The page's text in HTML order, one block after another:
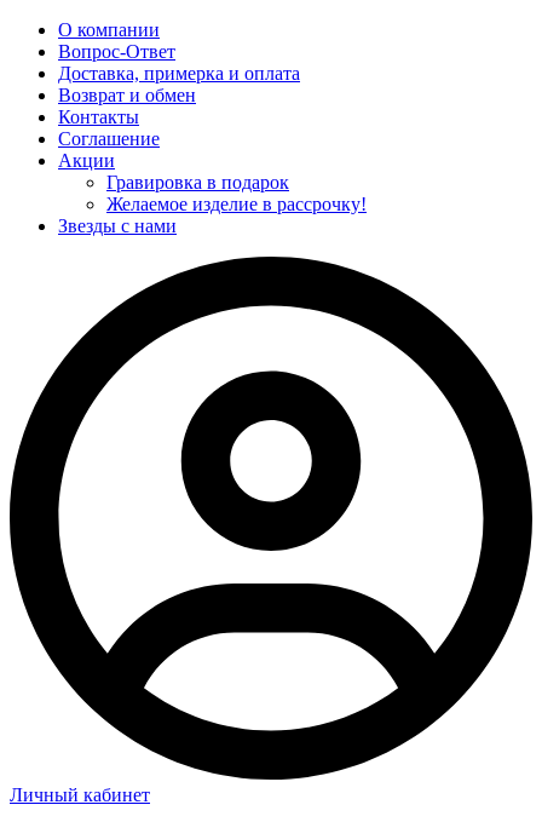
О компании
Вопрос-Ответ
Доставка, примерка и оплата
Возврат и обмен
Контакты
Соглашение
Акции
Гравировка в подарок
Желаемое изделие в рассрочку!
Звезды с нами
Личный кабинет